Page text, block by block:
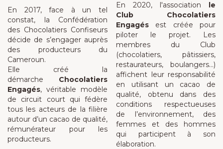
En 2017, face à un tel
constat, la Confédération
des Chocolatiers Confiseurs
décide de s’engager auprès
des producteurs du
Cameroun.
Elle créé la
démarche Chocolatiers
Engagés, véritable modèle
de circuit court qui fédère
tous les acteurs de la filière
autour d’un cacao de qualité,
rémunérateur pour les
producteurs.
En 2020, l'association le
Club Chocolatiers
Engagés est créée pour
piloter le projet. Les
membres du Club
(chocolatiers, pâtissiers,
restaurateurs, boulangers…)
affichent leur responsabilité
en utilisant un cacao de
qualité, obtenu dans des
conditions respectueuses
de l’environnement, des
femmes et des hommes
qui participent à son
élaboration.